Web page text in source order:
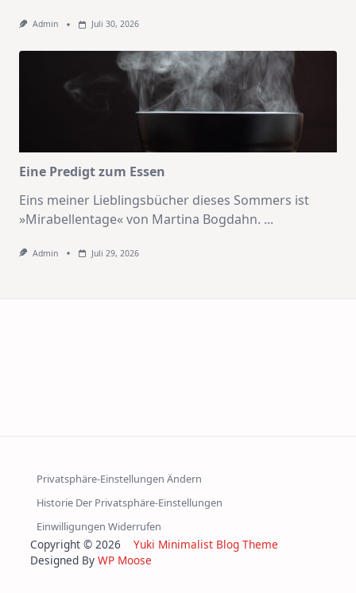
Admin Juli 30, 2026
Eine Predigt zum Essen
Eins meiner Lieblingsbücher dieses Sommers ist
»Mirabellentage« von Martina Bogdahn. ...
Admin Juli 29, 2026
Privatsphäre-Einstellungen Ändern
Historie Der Privatsphäre-Einstellungen
Einwilligungen Widerrufen
Copyright © 2026 Yuki Minimalist Blog Theme
Designed By WP Moose